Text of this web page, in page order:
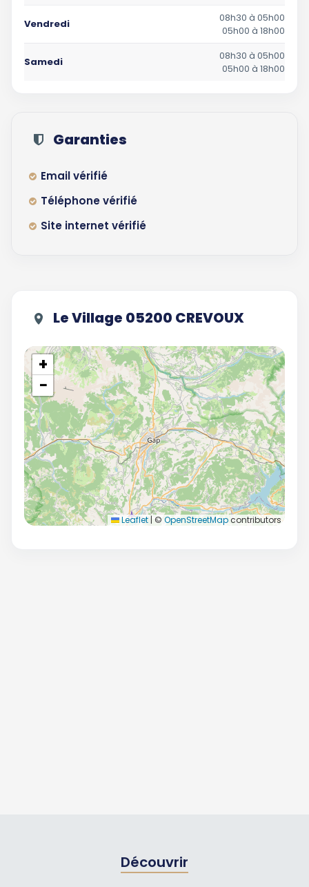
Vendredi
08h30 à 05h00
05h00 à 18h00
Samedi
08h30 à 05h00
05h00 à 18h00
Garanties
Email vérifié
Téléphone vérifié
Site internet vérifié
Le Village 05200 CREVOUX
+
−
Leaflet | © OpenStreetMapcontributors
Découvrir